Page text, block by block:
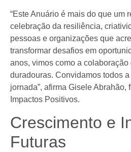
“Este Anuário é mais do que um
celebração da resiliência,
pessoas e organizações que
transformar desafios em
anos, vimos como a
duradouras. Convidamos todos
jornada”, afirma Gisele Abrahão,
Impactos Positivos.
Crescimento e
Futuras